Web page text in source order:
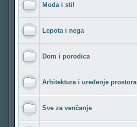
Moda i stil
Lepota i nega
Dom i porodica
Arhitektura i uređenje prostora
Sve za venčanje